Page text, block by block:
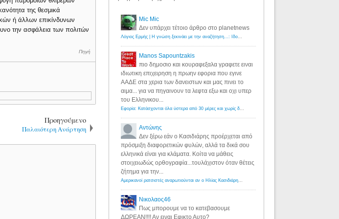
της θεσμικά
ή άλλων επικίνδυνων
την ασφάλεια των πολιτών
Πηγή
Προηγούμενο
Παλαιότερη Ανάρτηση
Mic Mic
Δεν υπάρχει τέτοιο άρθρο στο planetnews
Λόγιος Ερμής | Η γνώση ξεκινάει με την αναζήτηση...: Ιδού οι 18 που χρωστούν 11 δις ευρώ!
Manos Sapountzakis
πιο δημοσιο και κουραφεξαλα γραφετε ειναι
ιδιωτικη επιχειρηση η πρωην εφορια που εγινε
ΑΑΔΕ στα χερια των δανειστων και μας πινει το
αιμα... για να πηγαινουν τα λεφτα εξω και οχι υπερ
του Ελληνικου...
Εφορία: Κατάσχονται όλα ύστερα από 30 μέρες και χωρίς δικαστικές αποφάσεις - Λόγιος Ερμής
Αντώνης
Δεν ξέρω εάν ο Κασιδιάρης προέρχεται από
πρόσμιξη διαφορετικών φυλών, αλλά τα δικά σου
ελληνικά είναι για κλάματα. Κοίτα να μάθεις
στοιχειωδώς ορθογραφία...τουλάχιστον όταν θέτεις
ζήτημα για την...
Αμερικανοί ρατσιστές αναρωτιούνται αν ο Ηλίας Κασιδιάρης ανήκει στη λευκή φυλή... - Λόγιος Ερμής
Νικολαος46
Πως μπορουμε να το κατεβασουμε
ΔΩΡΕΑΝ!!!! Αν ειναι Εφικτο Αυτο?